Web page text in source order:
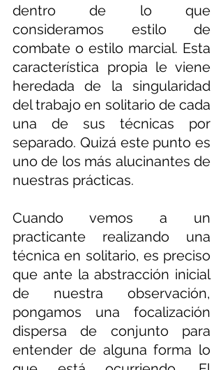
dentro de lo que
consideramos estilo de
combate o estilo marcial. Esta
característica propia le viene
heredada de la singularidad
del trabajo en solitario de cada
una de sus técnicas por
separado. Quizá este punto es
uno de los más alucinantes de
nuestras prácticas.
Cuando vemos a un
practicante realizando una
técnica en solitario, es preciso
que ante la abstracción inicial
de nuestra observación,
pongamos una focalización
dispersa de conjunto para
entender de alguna forma lo